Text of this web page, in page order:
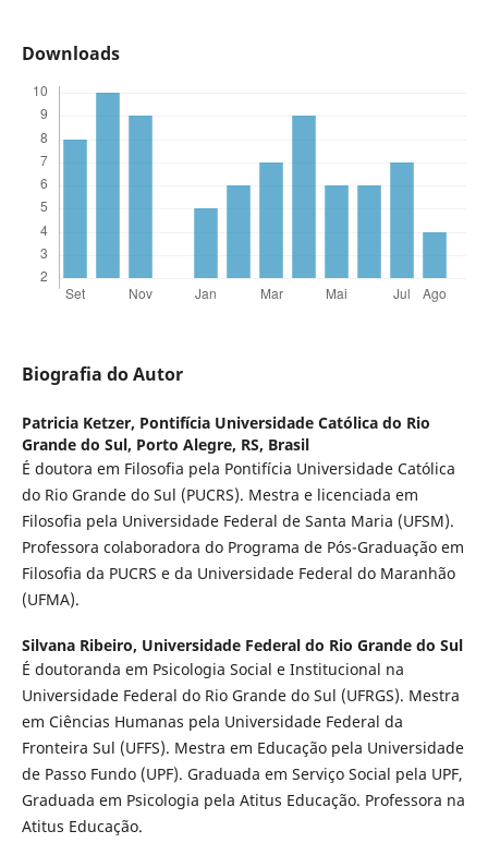
Downloads
Biografia do Autor
Patricia Ketzer, Pontifícia Universidade Católica do Rio
Grande do Sul, Porto Alegre, RS, Brasil
É doutora em Filosofia pela Pontifícia Universidade Católica
do Rio Grande do Sul (PUCRS). Mestra e licenciada em
Filosofia pela Universidade Federal de Santa Maria (UFSM).
Professora colaboradora do Programa de Pós-Graduação em
Filosofia da PUCRS e da Universidade Federal do Maranhão
(UFMA).
Silvana Ribeiro, Universidade Federal do Rio Grande do Sul
É doutoranda em Psicologia Social e Institucional na
Universidade Federal do Rio Grande do Sul (UFRGS). Mestra
em Ciências Humanas pela Universidade Federal da
Fronteira Sul (UFFS). Mestra em Educação pela Universidade
de Passo Fundo (UPF). Graduada em Serviço Social pela UPF,
Graduada em Psicologia pela Atitus Educação. Professora na
Atitus Educação.